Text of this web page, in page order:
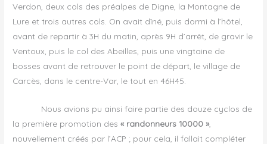
Verdon, deux cols des préalpes de Digne, la Montagne de
Lure et trois autres cols. On avait dîné, puis dormi à l’hôtel,
avant de repartir à 3H du matin, après 9H d’arrêt, de gravir le
Ventoux, puis le col des Abeilles, puis une vingtaine de
bosses avant de retrouver le point de départ, le village de
Carcès, dans le centre-Var, le tout en 46H45.
Nous avions pu ainsi faire partie des douze cyclos de
la première promotion des « randonneurs 10000 »,
nouvellement créés par l’ACP ; pour cela, il fallait compléter